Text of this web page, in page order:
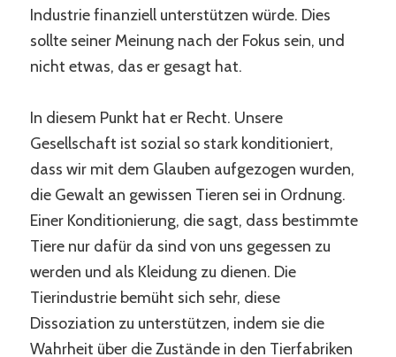
Industrie finanziell unterstützen würde. Dies
sollte seiner Meinung nach der Fokus sein, und
nicht etwas, das er gesagt hat.
In diesem Punkt hat er Recht. Unsere
Gesellschaft ist sozial so stark konditioniert,
dass wir mit dem Glauben aufgezogen wurden,
die Gewalt an gewissen Tieren sei in Ordnung.
Einer Konditionierung, die sagt, dass bestimmte
Tiere nur dafür da sind von uns gegessen zu
werden und als Kleidung zu dienen. Die
Tierindustrie bemüht sich sehr, diese
Dissoziation zu unterstützen, indem sie die
Wahrheit über die Zustände in den Tierfabriken